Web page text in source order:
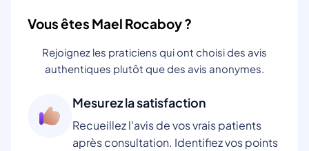
Vous êtes Mael Rocaboy ?
Rejoignez les praticiens qui ont choisi des avis
authentiques plutôt que des avis anonymes.
Mesurez la satisfaction
Recueillez l'avis de vos vrais patients
après consultation. Identifiez vos points